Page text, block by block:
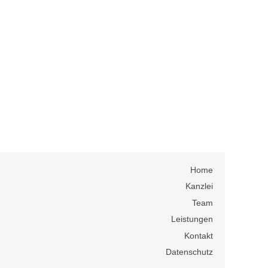
Home
Kanzlei
Team
Leistungen
Kontakt
Datenschutz